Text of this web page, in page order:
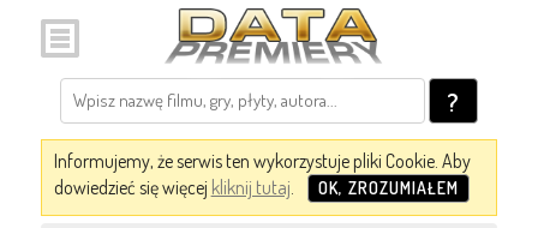
?
Informujemy, że serwis ten wykorzystuje pliki Cookie. Aby
dowiedzieć się więcej kliknij tutaj. OK, ZROZUMIAŁEM